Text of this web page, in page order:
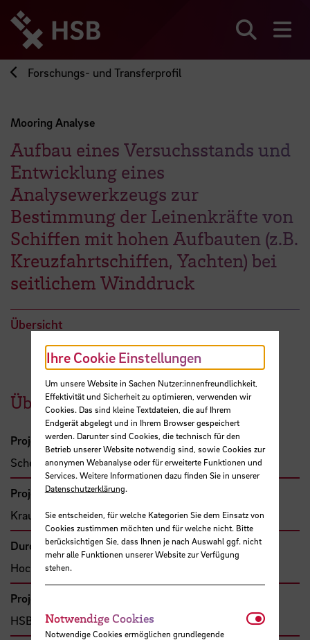
zum
Seiteninhalt
springen
Forschungs- und Transferprofil
Mooring Analyse
Aufbau eines Versuchsstands und
Entwicklung eines
Analysewerkzeugs zur
Bestimmung der Leinenkräfte von
Schiffen mit hohen Aufbauten (z.B.
Kreuzfahrtschiffen, Yachten) bei
seitlichem Winddruck
Übersicht
Übersicht
Projektleitung
Schellenberger, Gregor, Prof.
Projektbeteiligte
Kraus, Andreas, Prof. Dr.-Ing.
Durchführende Organisation
Hochschule Bremen, Fakultät 5
Projekttyp
HSB-intern gefördertes Projekt
Ihre Cookie Einstellungen
Um unsere Website in Sachen Nutzer:innenfreundlichkeit,
Effektivität und Sicherheit zu optimieren, verwenden wir
Cookies. Das sind kleine Textdateien, die auf Ihrem
Endgerät abgelegt und in Ihrem Browser gespeichert
werden. Darunter sind Cookies, die technisch für den
Betrieb unserer Website notwendig sind, sowie Cookies zur
anonymen Webanalyse oder für erweiterte Funktionen und
Services. Weitere Informationen dazu finden Sie in unserer
Datenschutzerklärung.
Sie entscheiden, für welche Kategorien Sie dem Einsatz von
Cookies zustimmen möchten und für welche nicht. Bitte
berücksichtigen Sie, dass Ihnen je nach Auswahl ggf. nicht
mehr alle Funktionen unserer Website zur Verfügung
stehen.
Notwendige Cookies
Notwendige Cookies ermöglichen grundlegende